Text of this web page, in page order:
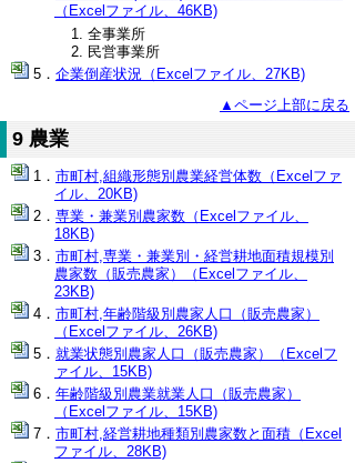
（Excelファイル、46KB)
全事業所
民営事業所
企業倒産状況（Excelファイル、27KB)
▲ページ上部に戻る
9 農業
市町村,組織形態別農業経営体数（Excelファ
イル、20KB)
専業・兼業別農家数（Excelファイル、
18KB)
市町村,専業・兼業別・経営耕地面積規模別
農家数（販売農家）（Excelファイル、
23KB)
市町村,年齢階級別農家人口（販売農家）
（Excelファイル、26KB)
就業状態別農家人口（販売農家）（Excelフ
ァイル、15KB)
年齢階級別農業就業人口（販売農家）
（Excelファイル、15KB)
市町村,経営耕地種類別農家数と面積（Excel
ファイル、28KB)